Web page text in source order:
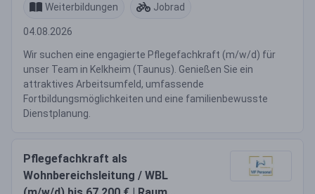
Weiterbildungen Jobrad
04.08.2026
Wir suchen eine engagierte Pflegefachkraft (m/w/d) für
unser Team in Kelkheim (Taunus). Genießen Sie ein
attraktives Arbeitsumfeld, umfassende
Fortbildungsmöglichkeiten und eine familienbewusste
Dienstplanung.
Pflegefachkraft als
Wohnbereichsleitung / WBL